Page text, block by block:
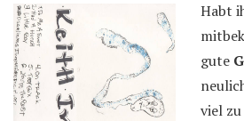
Habt
gute
viel